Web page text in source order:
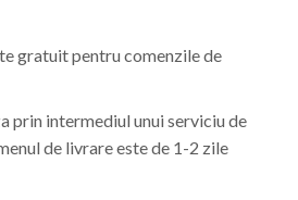
gratuit pentru comenzile de
prin intermediul unui serviciu de
de livrare este de 1-2 zile